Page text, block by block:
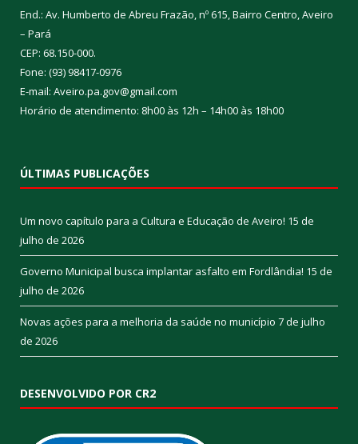
End.: Av. Humberto de Abreu Frazão, nº 615, Bairro Centro, Aveiro
– Pará
CEP: 68.150-000.
Fone: (93) 98417-0976
E-mail: Aveiro.pa.gov@gmail.com
Horário de atendimento: 8h00 às 12h – 14h00 às 18h00
ÚLTIMAS PUBLICAÇÕES
Um novo capítulo para a Cultura e Educação de Aveiro! 15 de
julho de 2026
Governo Municipal busca implantar asfalto em Fordlândia! 15 de
julho de 2026
Novas ações para a melhoria da saúde no município 7 de julho
de 2026
DESENVOLVIDO POR CR2